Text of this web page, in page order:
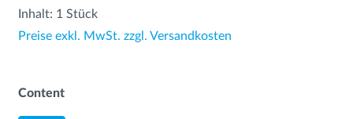
Inhalt: 1 Stück
Preise exkl. MwSt. zzgl. Versandkosten
Content